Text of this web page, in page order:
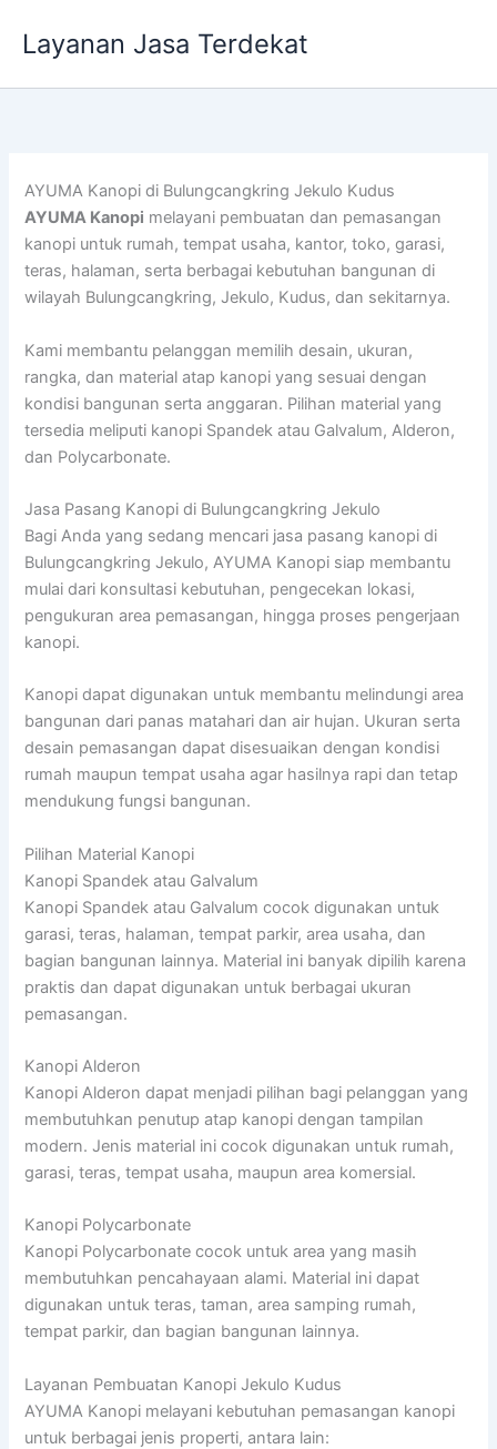
Layanan Jasa Terdekat
AYUMA Kanopi di Bulungcangkring Jekulo Kudus
AYUMA Kanopi melayani pembuatan dan pemasangan
kanopi untuk rumah, tempat usaha, kantor, toko, garasi,
teras, halaman, serta berbagai kebutuhan bangunan di
wilayah Bulungcangkring, Jekulo, Kudus, dan sekitarnya.
Kami membantu pelanggan memilih desain, ukuran,
rangka, dan material atap kanopi yang sesuai dengan
kondisi bangunan serta anggaran. Pilihan material yang
tersedia meliputi kanopi Spandek atau Galvalum, Alderon,
dan Polycarbonate.
Jasa Pasang Kanopi di Bulungcangkring Jekulo
Bagi Anda yang sedang mencari jasa pasang kanopi di
Bulungcangkring Jekulo, AYUMA Kanopi siap membantu
mulai dari konsultasi kebutuhan, pengecekan lokasi,
pengukuran area pemasangan, hingga proses pengerjaan
kanopi.
Kanopi dapat digunakan untuk membantu melindungi area
bangunan dari panas matahari dan air hujan. Ukuran serta
desain pemasangan dapat disesuaikan dengan kondisi
rumah maupun tempat usaha agar hasilnya rapi dan tetap
mendukung fungsi bangunan.
Pilihan Material Kanopi
Kanopi Spandek atau Galvalum
Kanopi Spandek atau Galvalum cocok digunakan untuk
garasi, teras, halaman, tempat parkir, area usaha, dan
bagian bangunan lainnya. Material ini banyak dipilih karena
praktis dan dapat digunakan untuk berbagai ukuran
pemasangan.
Kanopi Alderon
Kanopi Alderon dapat menjadi pilihan bagi pelanggan yang
membutuhkan penutup atap kanopi dengan tampilan
modern. Jenis material ini cocok digunakan untuk rumah,
garasi, teras, tempat usaha, maupun area komersial.
Kanopi Polycarbonate
Kanopi Polycarbonate cocok untuk area yang masih
membutuhkan pencahayaan alami. Material ini dapat
digunakan untuk teras, taman, area samping rumah,
tempat parkir, dan bagian bangunan lainnya.
Layanan Pembuatan Kanopi Jekulo Kudus
AYUMA Kanopi melayani kebutuhan pemasangan kanopi
untuk berbagai jenis properti, antara lain: